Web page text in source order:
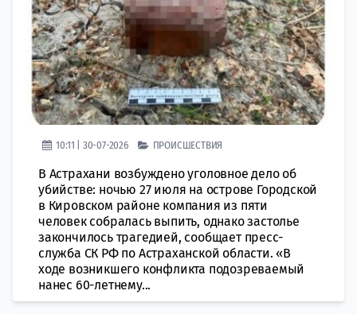
10:11 | 30-07-2026 ПРОИСШЕСТВИЯ
В Астрахани возбуждено уголовное дело об
убийстве: ночью 27 июля на острове Городской
в Кировском районе компания из пяти
человек собралась выпить, однако застолье
закончилось трагедией, сообщает пресс-
служба СК РФ по Астраханской области. «В
ходе возникшего конфликта подозреваемый
нанес 60-летнему...